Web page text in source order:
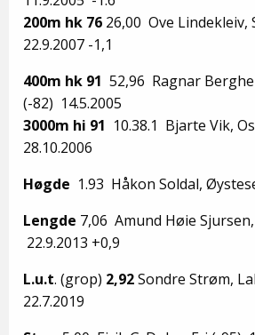
200m hk 76 26,00 Ove Lindekleiv,
22.9.2007 -1,1
400m hk 91 52,96 Ragnar
(-82) 14.5.2005
3000m hi 91 10.38.1 Bjarte Vik,
28.10.2006
Høgde 1.93 Håkon Soldal,
Lengde 7,06 Amund Høie
22.9.2013 +0,9
L.u.t. (grop) 2,92Sondre Strøm,
22.7.2019